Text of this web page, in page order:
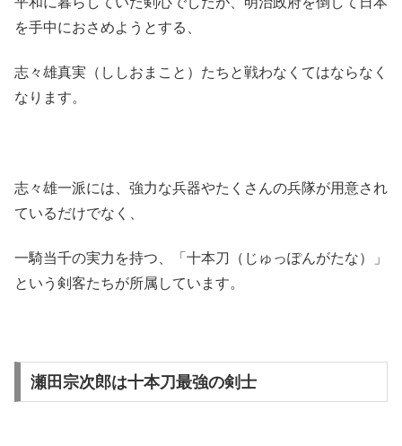
を手中におさめようとする、
志々雄真実（ししおまこと）たちと戦わなくてはならなく
なります。
志々雄一派には、強力な兵器やたくさんの兵隊が用意され
ているだけでなく、
一騎当千の実力を持つ、「十本刀（じゅっぽんがたな）」
という剣客たちが所属しています。
瀬田宗次郎は十本刀最強の剣士